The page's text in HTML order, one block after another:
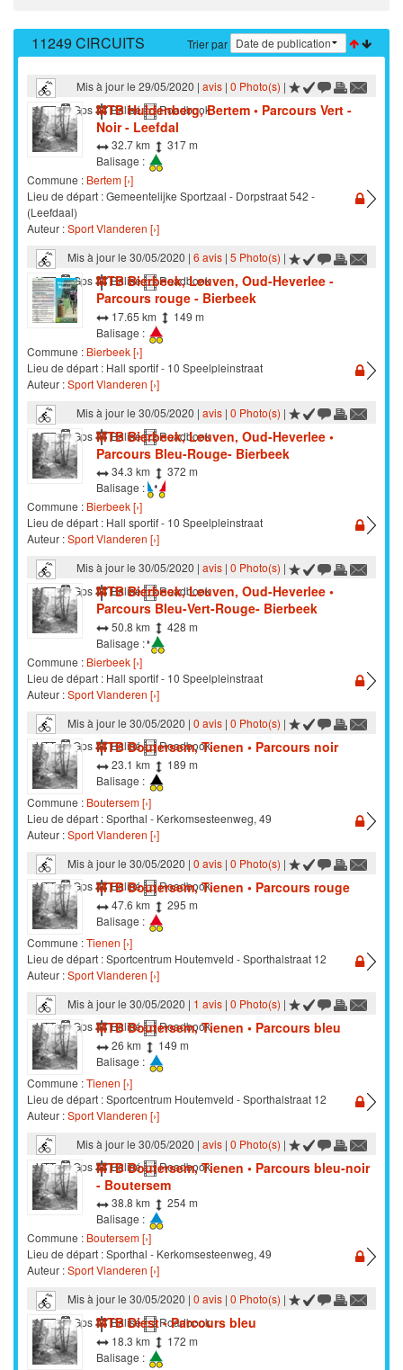
Trier par
11249 CIRCUITS
Mis à jour le 29/05/2020 | avis| 0 Photo(s) |
VTT
Gps Balisé Roadbook
MTB Huldenberg, Bertem • Parcours Vert -
Noir - Leefdal
32.7 km
317 m
Balisage :
Commune : Bertem [›]
Lieu de départ : Gemeentelijke Sportzaal - Dorpstraat 542 -
(Leefdaal)
Auteur :Sport Vlanderen [›]
Mis à jour le 30/05/2020 | 6 avis| 5 Photo(s) |
VTT
Gps Balisé Roadbook
MTB Bierbeek, Leuven, Oud-Heverlee -
Parcours rouge - Bierbeek
17.65 km
149 m
Balisage :
Commune : Bierbeek [›]
Lieu de départ : Hall sportif - 10 Speelpleinstraat
Auteur :Sport Vlanderen [›]
Mis à jour le 30/05/2020 | avis| 0 Photo(s) |
VTT
Gps Balisé Roadbook
MTB Bierbeek, Leuven, Oud-Heverlee •
Parcours Bleu-Rouge- Bierbeek
34.3 km
372 m
Balisage :
Commune : Bierbeek [›]
Lieu de départ : Hall sportif - 10 Speelpleinstraat
Auteur :Sport Vlanderen [›]
Mis à jour le 30/05/2020 | avis| 0 Photo(s) |
VTT
Gps Balisé Roadbook
MTB Bierbeek, Leuven, Oud-Heverlee •
Parcours Bleu-Vert-Rouge- Bierbeek
50.8 km
428 m
Balisage :
Commune : Bierbeek [›]
Lieu de départ : Hall sportif - 10 Speelpleinstraat
Auteur :Sport Vlanderen [›]
Mis à jour le 30/05/2020 | 0 avis| 0 Photo(s) |
VTT
Gps Balisé Roadbook
MTB Boutersem, Tienen • Parcours noir
23.1 km
189 m
Balisage :
Commune : Boutersem [›]
Lieu de départ : Sporthal - Kerkomsesteenweg, 49
Auteur :Sport Vlanderen [›]
Mis à jour le 30/05/2020 | 0 avis| 0 Photo(s) |
VTT
Gps Balisé Roadbook
MTB Boutersem, Tienen • Parcours rouge
47.6 km
295 m
Balisage :
Commune :Tienen [›]
Lieu de départ : Sportcentrum Houtemveld - Sporthalstraat 12
Auteur :Sport Vlanderen [›]
Mis à jour le 30/05/2020 | 1 avis| 0 Photo(s) |
VTT
Gps Balisé Roadbook
MTB Boutersem, Tienen • Parcours bleu
26 km
149 m
Balisage :
Commune :Tienen [›]
Lieu de départ : Sportcentrum Houtemveld - Sporthalstraat 12
Auteur :Sport Vlanderen [›]
Mis à jour le 30/05/2020 | avis| 0 Photo(s) |
VTT
Gps Balisé Roadbook
MTB Boutersem, Tienen • Parcours bleu-noir
- Boutersem
38.8 km
254 m
Balisage :
Commune : Boutersem [›]
Lieu de départ : Sporthal - Kerkomsesteenweg, 49
Auteur :Sport Vlanderen [›]
Mis à jour le 30/05/2020 | 0 avis| 0 Photo(s) |
VTT
Gps Balisé Roadbook
MTB Diest - Parcours bleu
18.3 km
172 m
Balisage :